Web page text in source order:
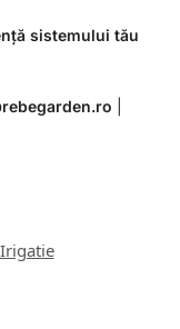
sistemului tău